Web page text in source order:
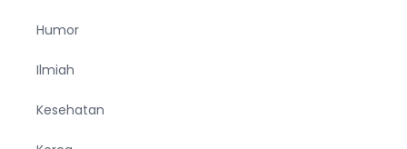
Humor
Ilmiah
Kesehatan